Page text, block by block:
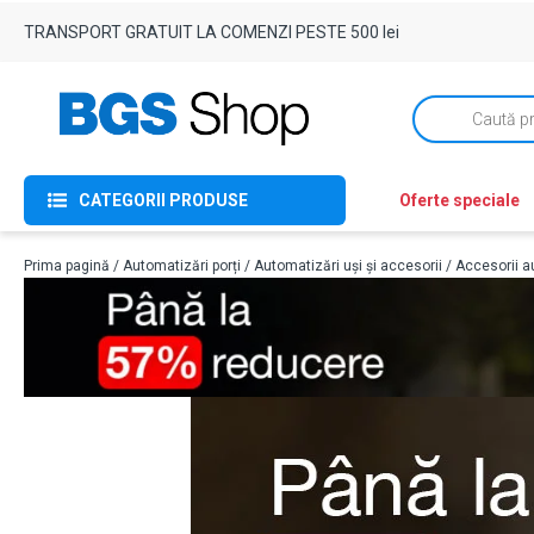
TRANSPORT GRATUIT LA COMENZI PESTE 500 lei
Products
search
CATEGORII PRODUSE Oferte speciale
Prima pagină / Automatizări porți / Automatizări uși și accesorii / Accesorii